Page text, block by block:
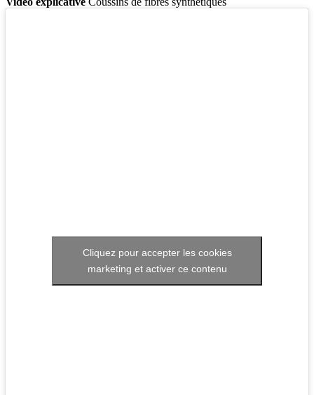
Cliquez pour accepter les cookies
marketing et activer ce contenu